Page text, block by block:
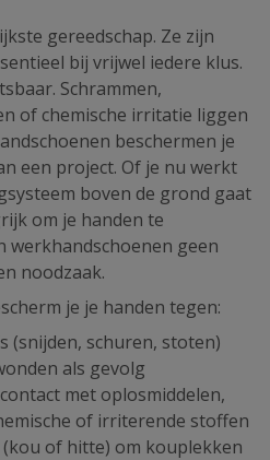
gereedschap. Ze zijn
bij vrijwel iedere klus.
Schrammen,
of chemische irritatie liggen
beschermen je
een project. Of je nu werkt
boven de grond gaat
om je handen te
werkhandschoenen geen
noodzaak.
je je handen tegen:
(snijden, schuren, stoten)
als gevolg
met oplosmiddelen,
of irriterende stoffen
(kou of hitte) om kouplekken